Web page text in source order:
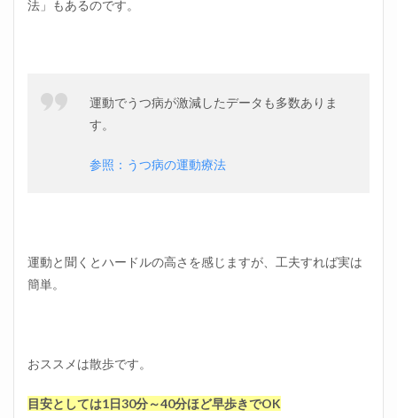
法」もあるのです。
運動でうつ病が激減したデータも多数ありま
す。
参照：うつ病の運動療法
運動と聞くとハードルの高さを感じますが、工夫すれば実は
簡単。
おススメは散歩です。
目安としては1日30分～40分ほど早歩きでOK